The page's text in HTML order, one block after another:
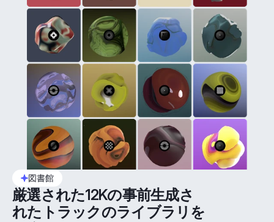
図書館
厳選された12Kの事前生成さ
れたトラックのライブラリを